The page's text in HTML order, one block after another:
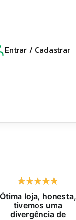
Entrar / Cadastrar
Ótima loja, honesta,
tivemos uma
divergência de